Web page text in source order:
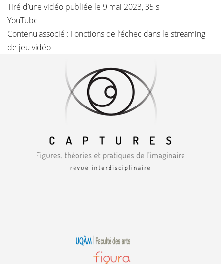
Tiré d’une vidéo publiée le 9 mai 2023, 35 s
YouTube
Contenu associé : Fonctions de l’échec dans le streaming
de jeu vidéo